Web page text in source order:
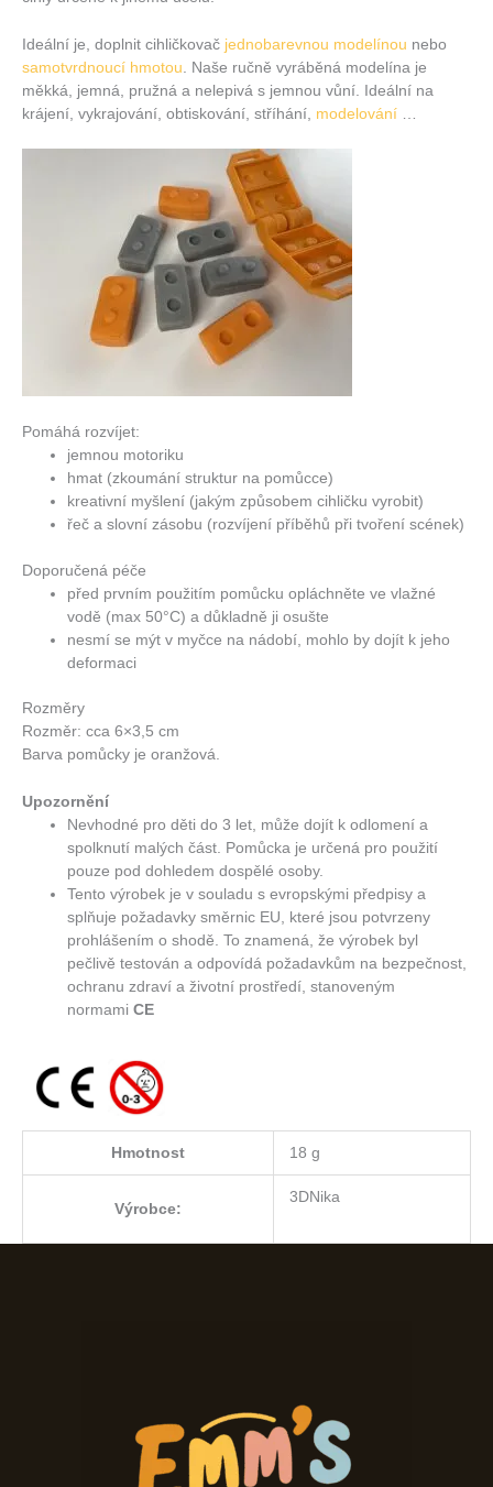
Ideální je, doplnit cihličkovač jednobarevnou modelínou nebo
samotvrdnoucí hmotou . Naše ručně vyráběná modelína je
měkká, jemná, pružná a nelepivá s jemnou vůní. Ideální na
krájení, vykrajování, obtiskování, stříhání, modelování
Pomáhá rozvíjet:
jemnou motoriku
hmat (zkoumání struktur na pomůcce)
kreativní myšlení (jakým způsobem cihličku vyrobit)
řeč a slovní zásobu (rozvíjení příběhů při tvoření scének)
Doporučená péče
před prvním použitím pomůcku opláchněte ve vlažné
vodě (max 50°C) a důkladně ji osušte
nesmí se mýt v myčce na nádobí, mohlo by dojít k jeho
deformaci
Rozměry
Rozměr: cca 6×3,5 cm
Barva pomůcky je oranžová.
Upozornění
Nevhodné pro děti do 3 let, může dojít k odlomení a
spolknutí malých část. Pomůcka je určená pro použití
pouze pod dohledem dospělé osoby.
Tento výrobek je v souladu s evropskými předpisy a
splňuje požadavky směrnic EU, které jsou potvrzeny
prohlášením o shodě. To znamená, že výrobek byl
pečlivě testován a odpovídá požadavkům na bezpečnost,
ochranu zdraví a životní prostředí, stanoveným
normamiCE
Hmotnost 18 g
Výrobce:
3DNika